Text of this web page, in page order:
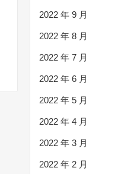
2022 年 9 月
2022 年 8 月
2022 年 7 月
2022 年 6 月
2022 年 5 月
2022 年 4 月
2022 年 3 月
2022 年 2 月